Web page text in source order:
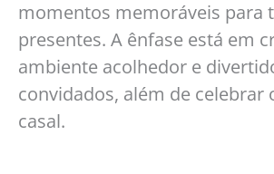
momentos memoráveis para
presentes. A ênfase está em
ambiente acolhedor e
convidados, além de celebrar
casal.